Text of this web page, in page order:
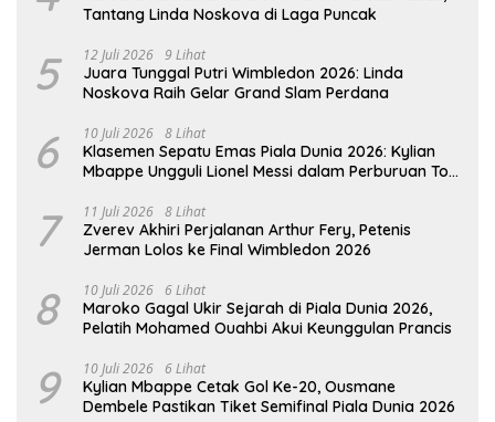
Tantang Linda Noskova di Laga Puncak
5 12 Juli 2026 9 Lihat
Juara Tunggal Putri Wimbledon 2026: Linda
Noskova Raih Gelar Grand Slam Perdana
6 10 Juli 2026 8 Lihat
Klasemen Sepatu Emas Piala Dunia 2026: Kylian
Mbappe Ungguli Lionel Messi dalam Perburuan Top
7 11 Juli 2026 8 Lihat
Zverev Akhiri Perjalanan Arthur Fery, Petenis
Jerman Lolos ke Final Wimbledon 2026
8 10 Juli 2026 6 Lihat
Maroko Gagal Ukir Sejarah di Piala Dunia 2026,
Pelatih Mohamed Ouahbi Akui Keunggulan Prancis
9 10 Juli 2026 6 Lihat
Kylian Mbappe Cetak Gol Ke-20, Ousmane
Dembele Pastikan Tiket Semifinal Piala Dunia 2026